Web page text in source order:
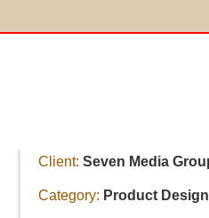
Client: Seven Media
Category: Product Design